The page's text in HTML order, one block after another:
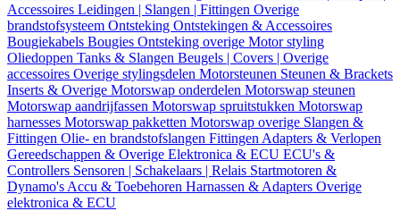
Accessoires Leidingen | Slangen | Fittingen Overige
brandstofsysteem Ontsteking Ontstekingen & Accessoires
Bougiekabels Bougies Ontsteking overige Motor styling
Oliedoppen Tanks & Slangen Beugels | Covers | Overige
accessoires Overige stylingsdelen Motorsteunen Steunen & Brackets
Inserts & Overige Motorswap onderdelen Motorswap steunen
Motorswap aandrijfassen Motorswap spruitstukken Motorswap
harnesses Motorswap pakketten Motorswap overige Slangen &
Fittingen Olie- en brandstofslangen Fittingen Adapters & Verlopen
Gereedschappen & Overige Elektronica & ECU ECU's &
Controllers Sensoren | Schakelaars | Relais Startmotoren &
Dynamo's Accu & Toebehoren Harnassen & Adapters Overige
elektronica & ECU